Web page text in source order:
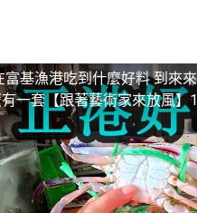
富基漁港吃到什麼好料 到來
一套【跟著藝術家來放風